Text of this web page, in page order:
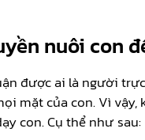
nuôi con
được ai là người
mặt của con. Vì
con. Cụ thể như sau: